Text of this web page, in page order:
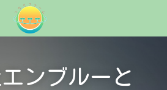
が目指す農業
ンブルーと
アカテゴリー